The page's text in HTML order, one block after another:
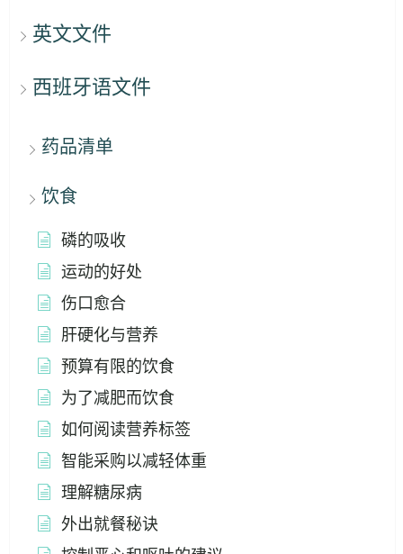
英文文件
西班牙语文件
药品清单
饮食
磷的吸收
运动的好处
伤口愈合
肝硬化与营养
预算有限的饮食
为了减肥而饮食
如何阅读营养标签
智能采购以减轻体重
理解糖尿病
外出就餐秘诀